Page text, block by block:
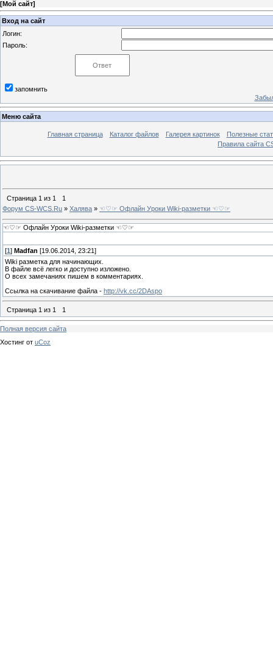
[Мой сайт]
Вход на сайт
Логин:
Пароль:
запомнить
Меню сайта
Главная страница Каталог файлов Галерея картинок
Полезные
Правила сайта
Страница 1 из 1
1
Форум CS-WCS.Ru » Халява » ☜♡☞ Офлайн Уроки Wiki-разметки ☜♡☞
☜♡☞ Офлайн Уроки Wiki-разметки ☜♡☞
[1 ] Madfan [19.06.2014, 23:21]
Wiki разметка для начинающих.
В файле всё легко и доступно изложено.
О всех замечаниях пишем в комментариях.
Ссылка на скачивание файла - http://vk.cc/2DAspo
Страница 1 из 1 1
Полная версия сайта
Хостинг от uCoz